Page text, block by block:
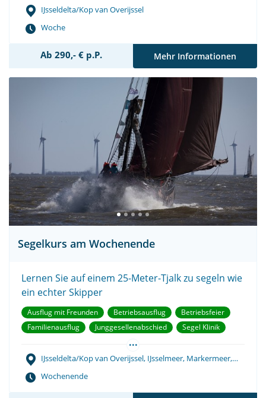
IJsseldelta/Kop van Overijssel
Woche
Ab 290,- € p.P. Mehr Informationen
Segelkurs am Wochenende
Lernen Sie auf einem 25-Meter-Tjalk zu segeln wie
ein echter Skipper
Ausflug mit Freunden Betriebsausflug
Betriebsfeier
Familienausflug
Junggesellenabschied
Segel Klinik
Teambuilding
...
IJsseldelta/Kop van Overijssel, IJsselmeer, Markermeer,
Wattenmeer
Wochenende